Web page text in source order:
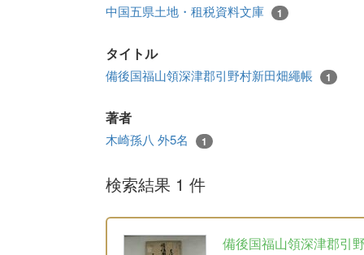
中国五県土地・租税資料文庫 1
タイトル
備後国福山領深津郡引野村新田畑繩帳 1
著者
木崎孫八 外5名 1
検索結果 1 件
備後国福山領深津郡引